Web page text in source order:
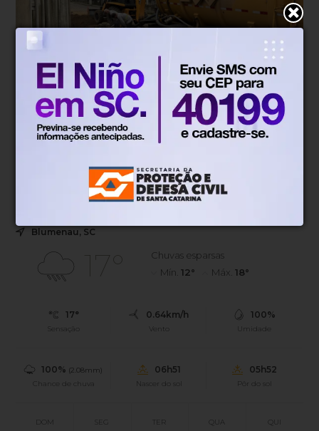
Novo sistema Há 1 dia
Blumenau passa a receber pedidos
de manutenção urbana pela internet
Novo sistema permite registrar pedidos de tapa-buracos,
iluminação pública, roçadas e limpeza urbana
diretamente pelo portal da Prefeitura.
Blumenau, SC
17°
Chuvas esparsas
Mín. 12° Máx. 18°
17°
Sensação
0.64km/h
Vento
100%
Umidade
100% (2.08mm)
Chance de chuva
06h51
Nascer do sol
05h52
Pôr do sol
DOM SEG TER QUA